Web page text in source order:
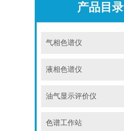
产品目录
气相色谱仪
液相色谱仪
油气显示评价仪
色谱工作站